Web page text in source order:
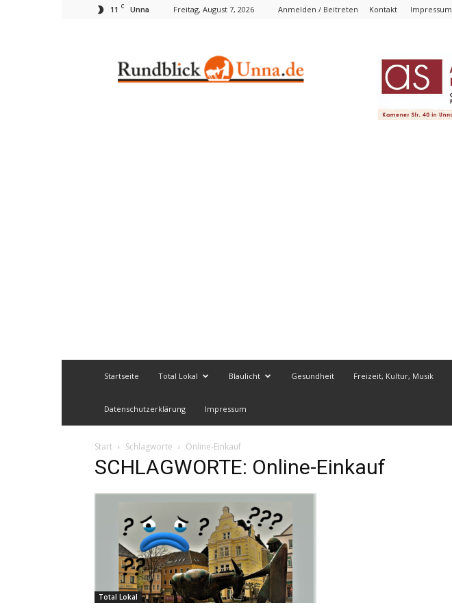
11 C Unna Freitag, August 7, 2026 Anmelden / Beitreten Kontakt Impressum
Startseite Total Lokal Blaulicht Gesundheit Freizeit, Kultur, Musik
Datenschutzerklärung Impressum
Start Schlagworte Online-Einkauf
SCHLAGWORTE: Online-Einkauf
Total Lokal